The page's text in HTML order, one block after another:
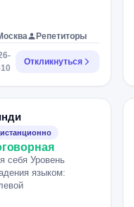
Репетиторы
Откликнуться
себя Уровень
языком: